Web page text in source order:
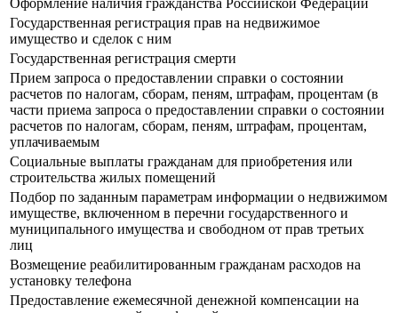
Оформление наличия гражданства Российской Федерации
Государственная регистрация прав на недвижимое
имущество и сделок с ним
Государственная регистрация смерти
Прием запроса о предоставлении справки о состоянии
расчетов по налогам, сборам, пеням, штрафам, процентам (в
части приема запроса о предоставлении справки о состоянии
расчетов по налогам, сборам, пеням, штрафам, процентам,
уплачиваемым
Социальные выплаты гражданам для приобретения или
строительства жилых помещений
Подбор по заданным параметрам информации о недвижимом
имуществе, включенном в перечни государственного и
муниципального имущества и свободном от прав третьих
лиц
Возмещение реабилитированным гражданам расходов на
установку телефона
Предоставление ежемесячной денежной компенсации на